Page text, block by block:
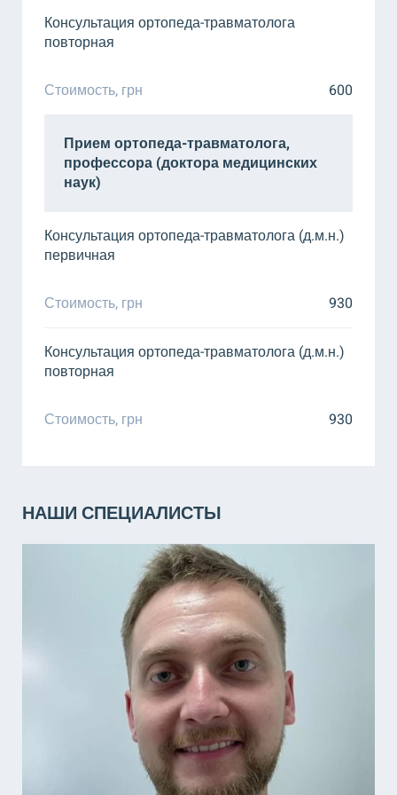
Консультация ортопеда-травматолога
повторная
Стоимость, грн 600
Прием ортопеда-травматолога,
профессора (доктора медицинских
наук)
Консультация ортопеда-травматолога (д.м.н.)
первичная
Стоимость, грн 930
Консультация ортопеда-травматолога (д.м.н.)
повторная
Стоимость, грн 930
НАШИ СПЕЦИАЛИСТЫ